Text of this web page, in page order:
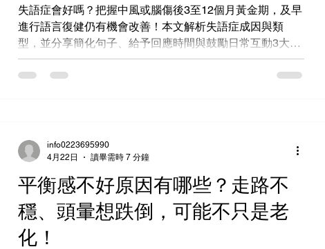
失語症會好嗎？把握中風或腦傷後3至12個月黃金期，及早
進行語言復健仍有機會改善！本文解析失語症成因與類
型，並分享簡化句子、給予回應時間與鼓勵日常互動3大家
屬溝通技巧。強生寓所提供專業復健照護資源，陪伴患者
逐步找回溝通能力，重拾自信生活！
平衡感不好原因有哪些？走路不
穩、頭暈想跌倒，可能不只是老
化！
info0223695990
4月22日
讀畢需時 7 分鐘